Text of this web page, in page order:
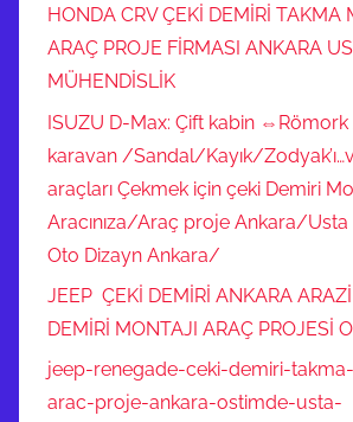
HONDA CRV ÇEKİ DEMİRİ TAKMA
ARAÇ PROJE FİRMASI ANKARA
MÜHENDİSLİK
ISUZU D-Max: Çift kabin
karavan /Sandal/Kayık/
araçları Çekmek için çeki Demiri
Aracınıza/Araç proje Ankara/
Oto Dizayn Ankara/
JEEP ÇEKİ DEMİRİ ANKARA
DEMİRİ MONTAJI ARAÇ PROJESİ
jeep-renegade-ceki-demiri-
arac-proje-ankara-ostimde-usta-